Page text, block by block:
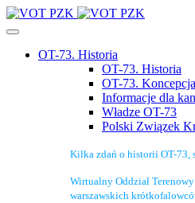
OT-73. Historia
OT-73. Historia
OT-73. Koncepcja
Informacje dla
Władze OT-73
Polski Związek
Kilka zdań o historii OT-73,
Wirtualny Oddział
warszawskich